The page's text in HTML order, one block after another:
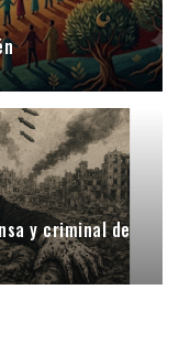
y criminal de